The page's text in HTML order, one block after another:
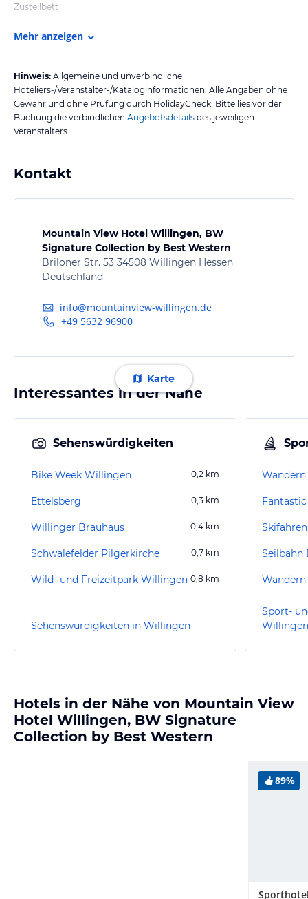
Zustellbett
Mehr anzeigen
Hinweis: Allgemeine und unverbindliche
Hoteliers-/Veranstalter-/Kataloginformationen. Alle Angaben ohne
Gewähr und ohne Prüfung durch HolidayCheck. Bitte lies vor der
Buchung die verbindlichen Angebotsdetails des jeweiligen
Veranstalters.
Kontakt
Mountain View Hotel Willingen, BW
Signature Collection by Best Western
Briloner Str. 53 34508 Willingen Hessen
Deutschland
info@mountainview-willingen.de
+49 5632 96900
Karte
Interessantes in der Nähe
Sehenswürdigkeiten
Bike Week Willingen 0,2 km
Ettelsberg 0,3 km
Willinger Brauhaus 0,4 km
Schwalefelder Pilgerkirche 0,7 km
Wild- und Freizeitpark Willingen 0,8 km
Sehenswürdigkeiten in Willingen
Skifahren
Seilbahn
Sport-
Willingen
Hotels in der Nähe von Mountain View
Hotel Willingen, BW Signature
Collection by Best Western
89%